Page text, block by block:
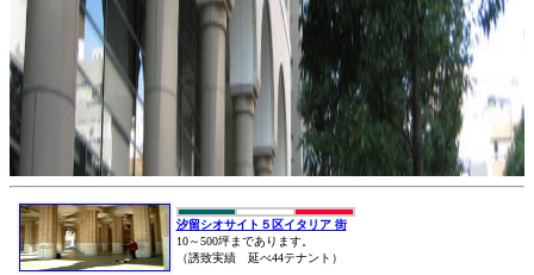
汐留シオサイト５区イタリア 街
10～500坪まであります。
（誘致実績 延べ44テナント）